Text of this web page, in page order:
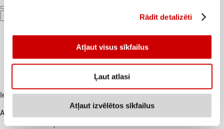
Rādīt detalizēti
Atļaut visus sīkfailus
Ļaut atlasi
Atļaut izvēlētos sīkfailus
Iesakām ar
Apraksts